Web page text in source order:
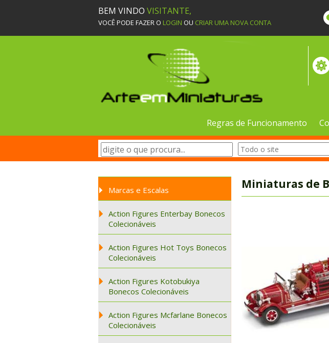
BEM VINDO VISITANTE,
VOCÊ PODE FAZER O LOGIN OU CRIAR UMA NOVA CONTA
Regras de Funcionamento
Marcas e Escalas
Action Figures Enterbay Bonecos
Colecionáveis
Action Figures Hot Toys Bonecos
Colecionáveis
Action Figures Kotobukiya
Bonecos Colecionáveis
Action Figures Mcfarlane Bonecos
Colecionáveis
Miniaturas de